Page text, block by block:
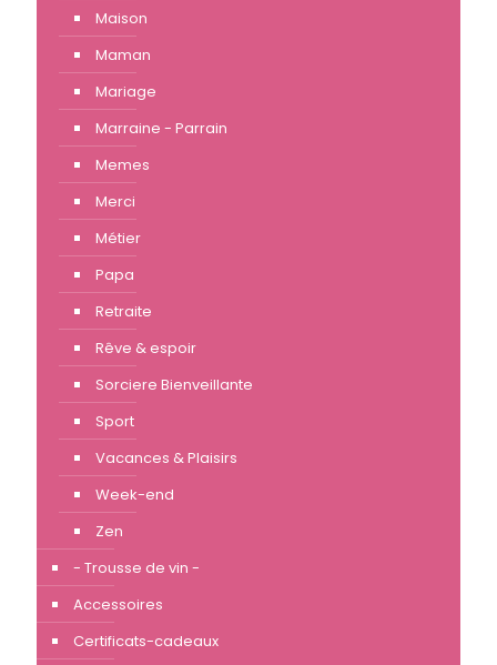
Maison
Maman
Mariage
Marraine - Parrain
Memes
Merci
Métier
Papa
Retraite
Rêve & espoir
Sorciere Bienveillante
Sport
Vacances & Plaisirs
Week-end
Zen
- Trousse de vin -
Accessoires
Certificats-cadeaux